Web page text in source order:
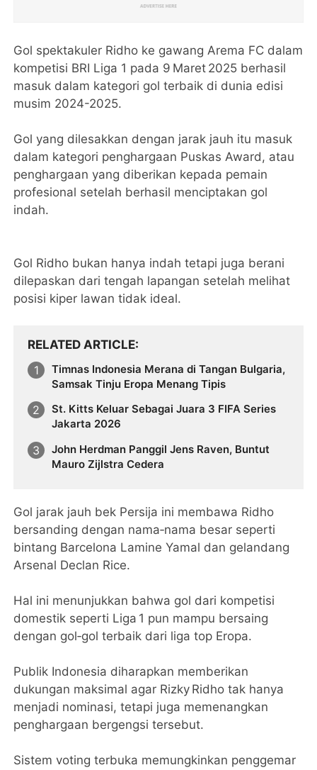
Gol spektakuler Ridho ke gawang Arema FC dalam
kompetisi BRI Liga 1 pada 9 Maret 2025 berhasil
masuk dalam kategori gol terbaik di dunia edisi
musim 2024-2025.
Gol yang dilesakkan dengan jarak jauh itu masuk
dalam kategori penghargaan Puskas Award, atau
penghargaan yang diberikan kepada pemain
profesional setelah berhasil menciptakan gol
indah.
Gol Ridho bukan hanya indah tetapi juga berani
dilepaskan dari tengah lapangan setelah melihat
posisi kiper lawan tidak ideal.
RELATED ARTICLE
Timnas Indonesia Merana di Tangan Bulgaria,
Samsak Tinju Eropa Menang Tipis
St. Kitts Keluar Sebagai Juara 3 FIFA Series
Jakarta 2026
John Herdman Panggil Jens Raven, Buntut
Mauro Zijlstra Cedera
Gol jarak jauh bek Persija ini membawa Ridho
bersanding dengan nama‑nama besar seperti
bintang Barcelona Lamine Yamal dan gelandang
Arsenal Declan Rice.
Hal ini menunjukkan bahwa gol dari kompetisi
domestik seperti Liga 1 pun mampu bersaing
dengan gol‑gol terbaik dari liga top Eropa.
Publik Indonesia diharapkan memberikan
dukungan maksimal agar Rizky Ridho tak hanya
menjadi nominasi, tetapi juga memenangkan
penghargaan bergengsi tersebut.
Sistem voting terbuka memungkinkan penggemar